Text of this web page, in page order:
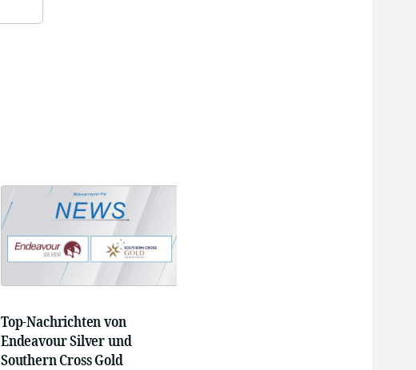
Top-Nachrichten von
Endeavour Silver und
Southern Cross Gold